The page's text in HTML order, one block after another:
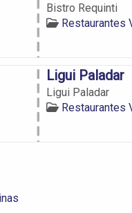
Bistro Requinti
Restaurantes
Ligui Paladar
Ligui Paladar
Restaurantes